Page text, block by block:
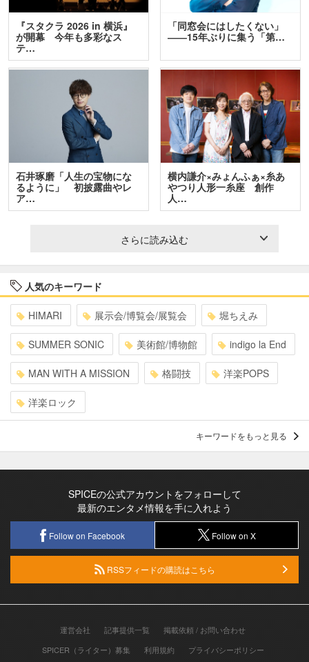
『スタクラ 2026 in 横浜』
が開幕 今年も多彩なス
テ…
「同窓会にはしたくない」
――15年ぶりに集う「第…
石井琢磨「人生の宝物にな
るように」 初披露曲やレ
ア…
横内謙介×みょんふぁ×糸あ
やつり人形一糸座 創作
人…
さらに読み込む
人気のキーワード
HIMARI 展示会/博覧会/展覧会 堀ちえみ
SUMMER SONIC 美術館/博物館 indigo la End
MAN WITH A MISSION 格闘技 洋楽POPS
洋楽ロック
キーワードをもっと見る
SPICEの公式アカウントをフォローして
最新のエンタメ情報を手に入れよう
Follow on Facebook Follow on X
RSSフィードの購読はこちら
運営会社 記事提供一覧
掲載依頼 / お問い合わせ
SPICER（ライター）募集
利用規約 プライバシーポリシー